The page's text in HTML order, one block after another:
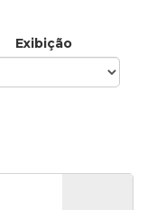
Exibição